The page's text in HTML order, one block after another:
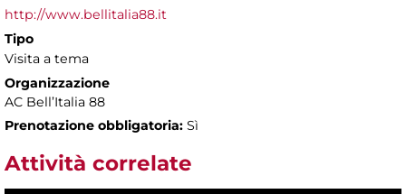
http://www.bellitalia88.it
Tipo
Visita a tema
Organizzazione
AC Bell’Italia 88
Prenotazione obbligatoria: Sì
Attività correlate